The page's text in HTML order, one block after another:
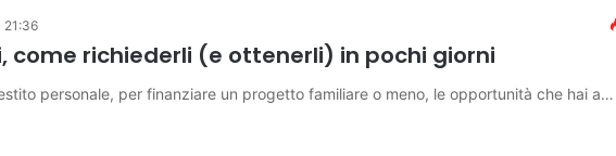
21:36
come richiederli (e ottenerli) in pochi giorni
personale, per finanziare un progetto familiare o meno, le opportunità che hai a…